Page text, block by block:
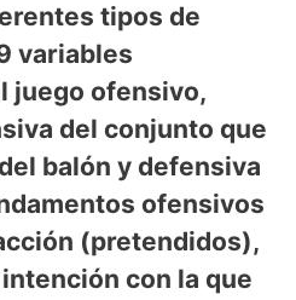
tipos de
variables
juego ofensivo,
del conjunto que
balón y defensiva
ofensivos
(pretendidos),
con la que